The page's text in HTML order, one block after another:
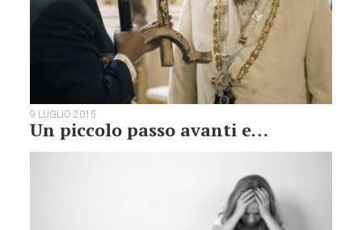
9 LUGLIO 2015
Un piccolo passo avanti e…